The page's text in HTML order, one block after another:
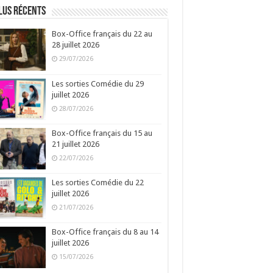
récents
Box-Office français du 22 au
28 juillet 2026
29/07/2026
Les sorties Comédie du 29
juillet 2026
28/07/2026
Box-Office français du 15 au
21 juillet 2026
22/07/2026
Les sorties Comédie du 22
juillet 2026
21/07/2026
Box-Office français du 8 au 14
juillet 2026
15/07/2026